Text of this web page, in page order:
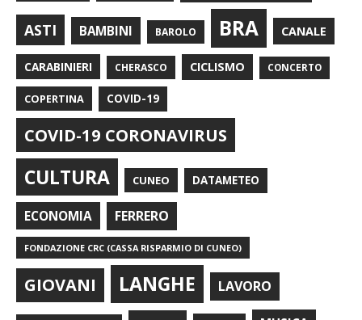
ASTI BAMBINI BAROLO BRA CANALE
CARABINIERI CHERASCO CICLISMO CONCERTO
COPERTINA COVID-19
COVID-19 CORONAVIRUS
CULTURA CUNEO DATAMETEO
ECONOMIA FERRERO
FONDAZIONE CRC (CASSA RISPARMIO DI CUNEO)
GIOVANI LANGHE LAVORO